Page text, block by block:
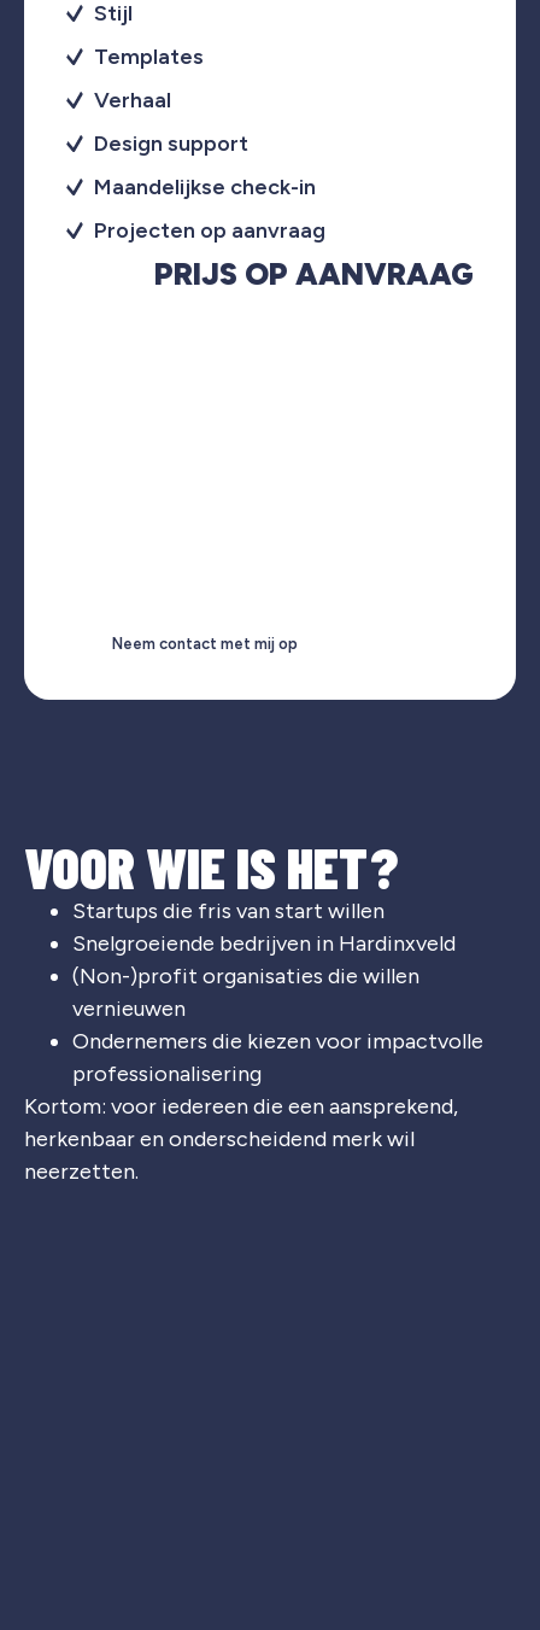
Stijl
Templates
Verhaal
Design support
Maandelijkse check-in
Projecten op aanvraag
PRIJS OP AANVRAAG
Neem contact met mij op
VOOR WIE IS HET?
Startups die fris van start willen
Snelgroeiende bedrijven in Hardinxveld
(Non-)profit organisaties die willen
vernieuwen
Ondernemers die kiezen voor impactvolle
professionalisering
Kortom: voor iedereen die een aansprekend,
herkenbaar en onderscheidend merk wil
neerzetten.